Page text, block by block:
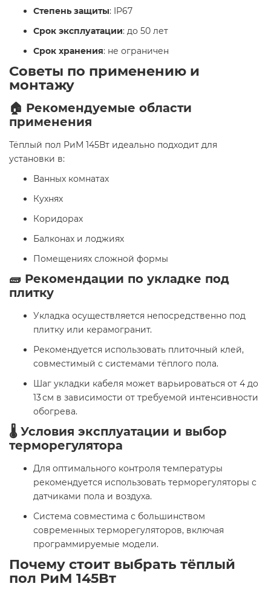
Степень защиты: IP67
Срок эксплуатации: до 50 лет
Срок хранения: не ограничен
Советы по применению и
монтажу
🏠 Рекомендуемые области
применения
Тёплый пол РиМ 145Вт идеально подходит для
установки в:
Ванных комнатах
Кухнях
Коридорах
Балконах и лоджиях
Помещениях сложной формы
🧱 Рекомендации по укладке под
плитку
Укладка осуществляется непосредственно под
плитку или керамогранит.
Рекомендуется использовать плиточный клей,
совместимый с системами тёплого пола.
Шаг укладки кабеля может варьироваться от 4 до
13 см в зависимости от требуемой интенсивности
обогрева.
🌡️ Условия эксплуатации и выбор
терморегулятора
Для оптимального контроля температуры
рекомендуется использовать терморегуляторы с
датчиками пола и воздуха.
Система совместима с большинством
современных терморегуляторов, включая
программируемые модели.
Почему стоит выбрать тёплый
пол РиМ 145Вт